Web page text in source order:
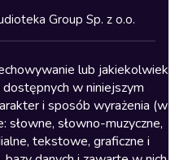
Group Sp. z o.o.
lub jakiekolwiek
w niniejszym
i sposób wyrażenia (w
słowne, słowno-muzyczne,
tekstowe, graficzne i